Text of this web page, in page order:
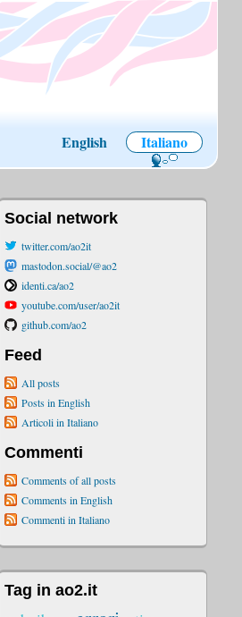
English Italiano
Social network
twitter.com/ao2it
mastodon.social/@ao2
identi.ca/ao2
youtube.com/user/ao2it
github.com/ao2
Feed
All posts
Posts in English
Articoli in Italiano
Commenti
Comments of all posts
Comments in English
Commenti in Italiano
Tag in ao2.it